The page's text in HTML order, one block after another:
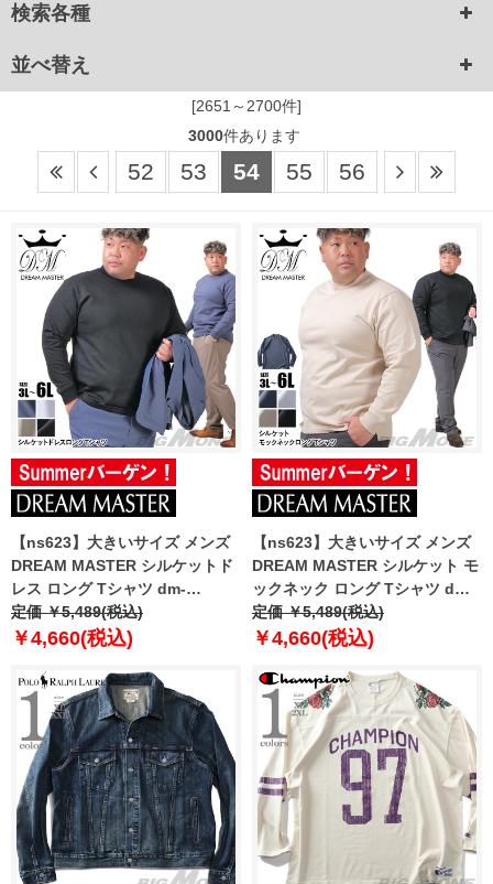
検索各種
並べ替え
[2651～2700件]
3000件あります
52 53 54 55 56
【ns623】大きいサイズ メンズ
DREAM MASTER シルケットド
レス ロング Tシャツ dm-
t250114
定価 ￥5,489(税込)
￥4,660(税込)
【ns623】大きいサイズ メンズ
DREAM MASTER シルケット モ
ックネック ロング Tシャツ dm-
t250115
定価 ￥5,489(税込)
￥4,660(税込)